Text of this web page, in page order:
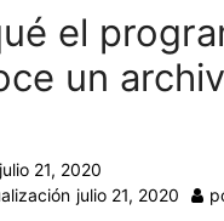
el
un
julio 21, 2020
julio 21, 2020